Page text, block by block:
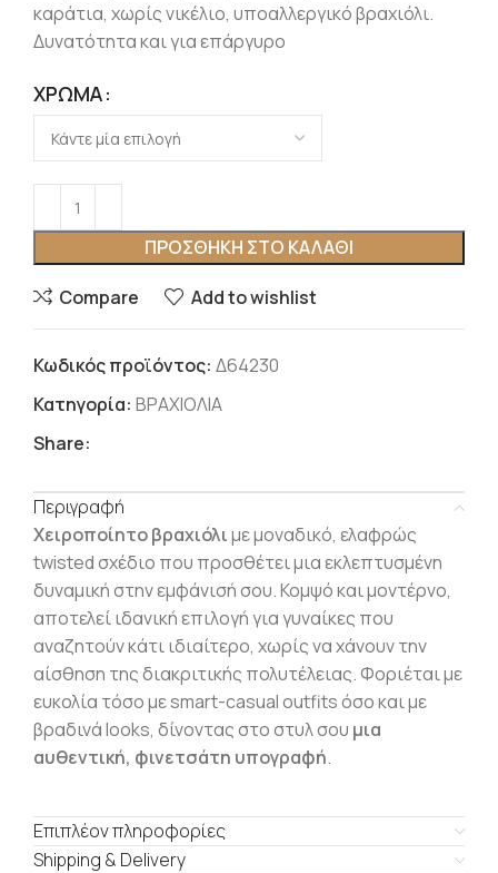
καράτια, χωρίς νικέλιο, υποαλλεργικό βραχιόλι.
Δυνατότητα και για επάργυρο
ΧΡΏΜΑ
ΠΡΟΣΘΉΚΗ ΣΤΟ ΚΑΛΆΘΙ
Compare Add to wishlist
Κωδικός προϊόντος: Δ64230
Κατηγορία: ΒΡΑΧΙΟΛΙΑ
Share:
Περιγραφή
Χειροποίητο βραχιόλιμε μοναδικό, ελαφρώς
twisted σχέδιο που προσθέτει μια εκλεπτυσμένη
δυναμική στην εμφάνισή σου. Κομψό και μοντέρνο,
αποτελεί ιδανική επιλογή για γυναίκες που
αναζητούν κάτι ιδιαίτερο, χωρίς να χάνουν την
αίσθηση της διακριτικής πολυτέλειας. Φοριέται με
ευκολία τόσο με smart-casual outfits όσο και με
βραδινά looks, δίνοντας στο στυλ σου μια
αυθεντική, φινετσάτη υπογραφή.
Επιπλέον πληροφορίες
Shipping & Delivery